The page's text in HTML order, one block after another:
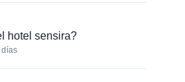
hotel sensira?
días